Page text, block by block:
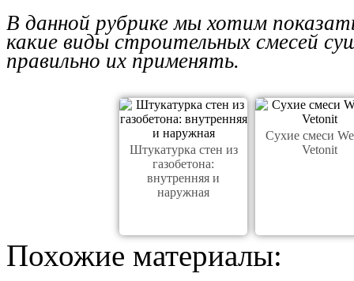
В данной рубрике мы хотим
какие виды строительных смесей
правильно их применять.
Штукатурка стен из
газобетона:
внутренняя и
наружная
Сухие смеси
Vetonit
Похожие материалы: